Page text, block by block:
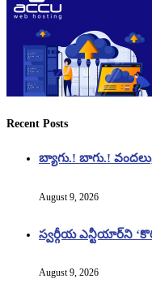
Recent Posts
బ్యాగు.! బాగు.!
August 9, 2026
స్వర్గీయ ఎన్టీయార్‌ని
August 9, 2026